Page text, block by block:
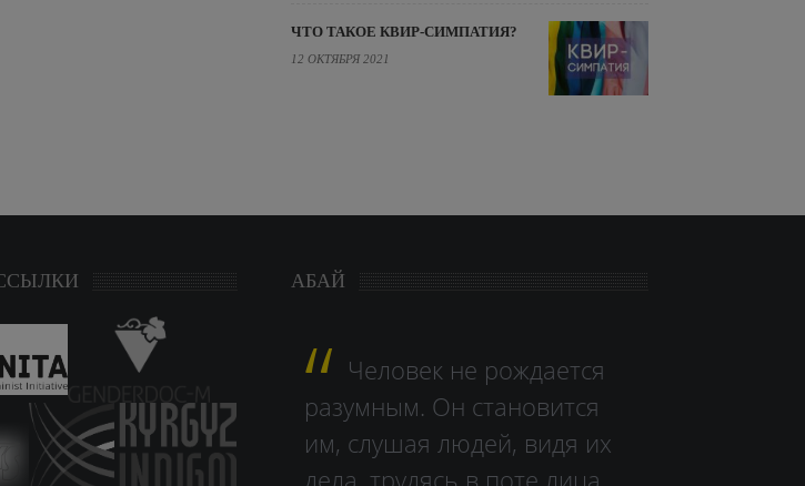
ЧТО ТАКОЕ КВИР-СИМПАТИЯ?
12 ОКТЯБРЯ 2021
АБАЙ
Человек не рождается
разумным. Он становится
им, слушая людей, видя их
дела, тру­дясь в поте лица.